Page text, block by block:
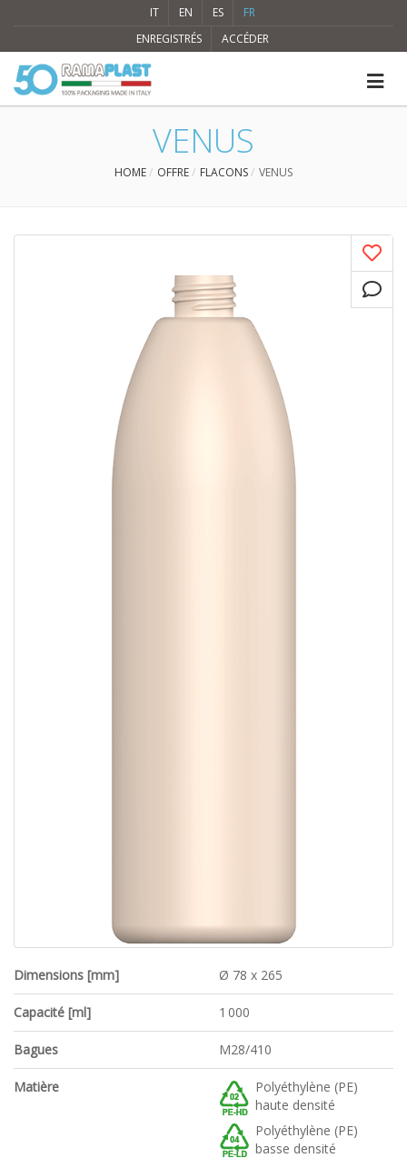
IT EN ES
FR
ENREGISTRÉS
ACCÉDER
VENUS
HOME OFFRE FLACONS VENUS
Dimensions [mm] Ø 78 x 265
Capacité [ml] 1 000
Bagues M28/410
Matière
Polyéthylène (PE)
haute densité
Polyéthylène (PE)
basse densité